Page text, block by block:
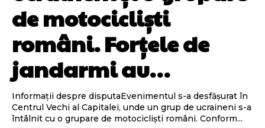
de motocicliști
români. Forțele de
jandarmi au…
Informații despre disputaEvenimentul s-a desfășurat în
Centrul Vechi al Capitalei, unde un grup de ucraineni s-a
întâlnit cu o grupare de motocicliști români. Conform...